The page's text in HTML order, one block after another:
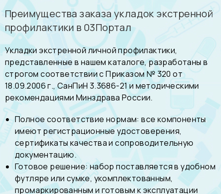
Преимущества заказа укладок экстренной
профилактики в 03Портал
Укладки экстренной личной профилактики,
представленные в нашем каталоге, разработаны в
строгом соответствии с Приказом № 320 от
18.09.2006 г., СанПиН 3.3686-21 и методическими
рекомендациями Минздрава России.
Полное соответствие нормам: все компоненты
имеют регистрационные удостоверения,
сертификаты качества и сопроводительную
документацию.
Готовое решение: набор поставляется в удобном
футляре или сумке, укомплектованным,
промаркированным и готовым к эксплуатации